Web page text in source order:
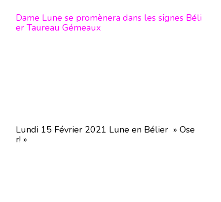
Dame Lune se promènera dans les signes Béli
er Taureau Gémeaux
Lundi 15 Février 2021 Lune en Bélier » Ose
r! »